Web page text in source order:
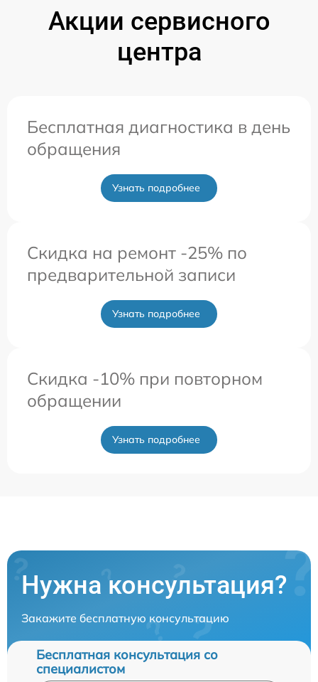
Акции сервисного
центра
Бесплатная диагностика в день
обращения
Узнать подробнее
Скидка на ремонт -25% по
предварительной записи
Узнать подробнее
Скидка -10% при повторном
обращении
Узнать подробнее
Нужна консультация?
Закажите бесплатную консультацию
Бесплатная консультация со
специалистом